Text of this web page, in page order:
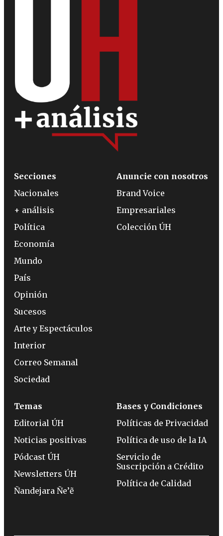
Secciones
Nacionales
+ análisis
Política
Economía
Mundo
País
Opinión
Sucesos
Arte y Espectáculos
Interior
Correo Semanal
Sociedad
Anuncie con nosotros
Brand Voice
Empresariales
Colección ÚH
Temas
Editorial ÚH
Noticias positivas
Pódcast ÚH
Newsletters ÚH
Ñandejara Ñe’ẽ
Bases y Condiciones
Políticas de Privacidad
Política de uso de la IA
Servicio de
Suscripción a Crédito
Política de Calidad